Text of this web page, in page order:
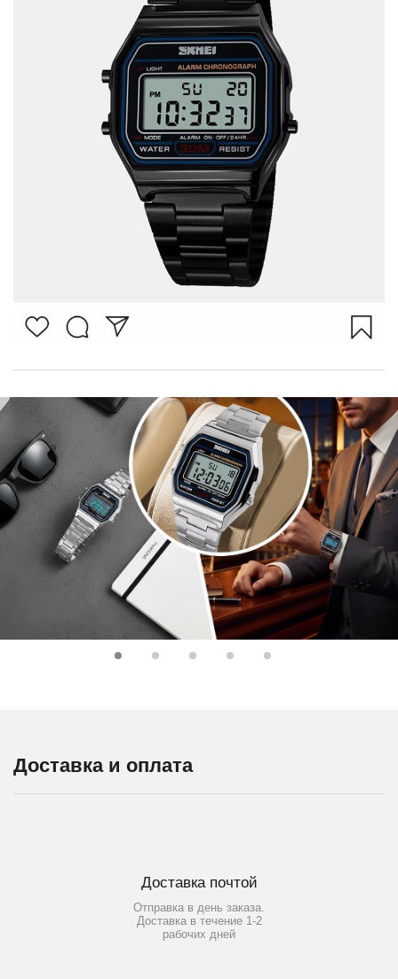
Доставка и оплата
Доставка почтой
Отправка в день заказа.
Доставка в течение 1-2
рабочих дней